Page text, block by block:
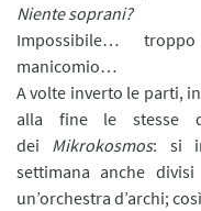
Niente soprani?
Impossibile…
manicomio…
A volte inverto le parti,
alla fine le stesse
dei Mikrokosmos: si
settimana anche
un’orchestra d’archi;